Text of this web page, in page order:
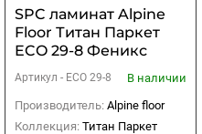
SPC ламинат Alpine
Floor Титан Паркет
ECO 29-8 Феникс
Артикул - ECO 29-8
В наличии
Производитель: Alpine floor
Коллекция: Титан Паркет